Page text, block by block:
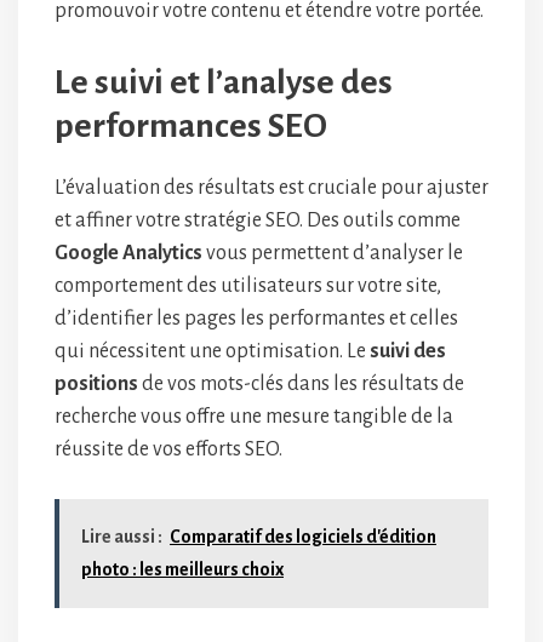
promouvoir votre contenu et étendre votre portée.
Le suivi et l’analyse des
performances SEO
L’évaluation des résultats est cruciale pour ajuster
et affiner votre stratégie SEO. Des outils comme
Google Analytics vous permettent d’analyser le
comportement des utilisateurs sur votre site,
d’identifier les pages les performantes et celles
qui nécessitent une optimisation. Le suivi des
positions de vos mots-clés dans les résultats de
recherche vous offre une mesure tangible de la
réussite de vos efforts SEO.
Lire aussi : Comparatif des logiciels d'édition
photo : les meilleurs choix